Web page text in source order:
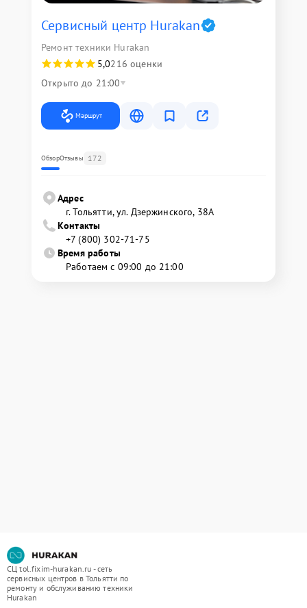
Сервисный центр Hurakan
Ремонт техники Hurakan
5,0216 оценки
Открыто до 21:00
Маршрут
ОбзорОтзывы 172
Адрес
г. Тольятти, ул. Дзержинского, 38А
Контакты
+7 (800) 302-71-75
Время работы
Работаем с 09:00 до 21:00
СЦ tol.fixim-hurakan.ru - сеть
сервисных центров в Тольятти по
ремонту и обслуживанию техники
Hurakan